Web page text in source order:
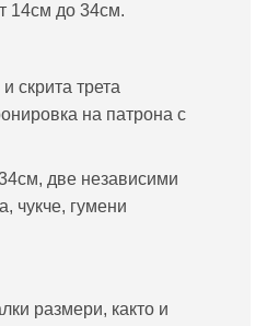
14см до 34см.
скрита трета
на патрона с
две независими
чукче, гумени
размери, както и